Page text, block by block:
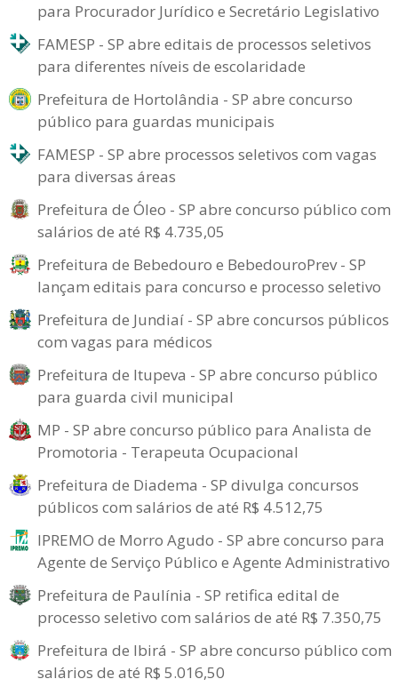
para Procurador Jurídico e Secretário Legislativo
FAMESP - SP abre editais de processos seletivos
para diferentes níveis de escolaridade
Prefeitura de Hortolândia - SP abre concurso
público para guardas municipais
FAMESP - SP abre processos seletivos com vagas
para diversas áreas
Prefeitura de Óleo - SP abre concurso público com
salários de até R$ 4.735,05
Prefeitura de Bebedouro e BebedouroPrev - SP
lançam editais para concurso e processo seletivo
Prefeitura de Jundiaí - SP abre concursos públicos
com vagas para médicos
Prefeitura de Itupeva - SP abre concurso público
para guarda civil municipal
MP - SP abre concurso público para Analista de
Promotoria - Terapeuta Ocupacional
Prefeitura de Diadema - SP divulga concursos
públicos com salários de até R$ 4.512,75
IPREMO de Morro Agudo - SP abre concurso para
Agente de Serviço Público e Agente Administrativo
Prefeitura de Paulínia - SP retifica edital de
processo seletivo com salários de até R$ 7.350,75
Prefeitura de Ibirá - SP abre concurso público com
salários de até R$ 5.016,50